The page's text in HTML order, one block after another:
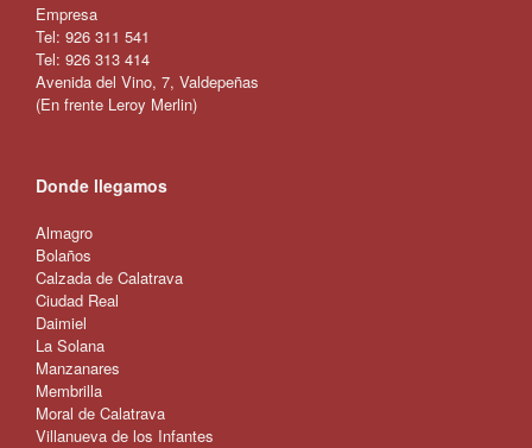
Empresa
Tel: 926 311 541
Tel: 926 313 414
Avenida del Vino, 7, Valdepeñas
(En frente Leroy Merlin)
Donde llegamos
Almagro
Bolaños
Calzada de Calatrava
Ciudad Real
Daimiel
La Solana
Manzanares
Membrilla
Moral de Calatrava
Villanueva de los Infantes